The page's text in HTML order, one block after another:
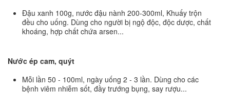
Đậu xanh 100g, nước đậu nành 200-300ml, Khuấy trộn
đều cho uống. Dùng cho người bị ngộ độc, độc dược, chất
khoáng, hợp chất chứa arsen...
Nước ép cam, quýt
Mỗi lần 50 - 100ml, ngày uống 2 - 3 lần. Dùng cho các
bệnh viêm nhiễm sốt, đầy trướng bụng, say rượu...